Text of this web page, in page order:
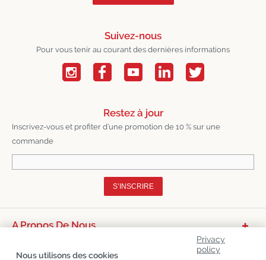
Suivez-nous
Pour vous tenir au courant des dernières informations
Restez à jour
Inscrivez-vous et profiter d’une promotion de 10 % sur une
commande
S’INSCRIRE
A Propos De Nous
Privacy
policy
Nous utilisons des cookies